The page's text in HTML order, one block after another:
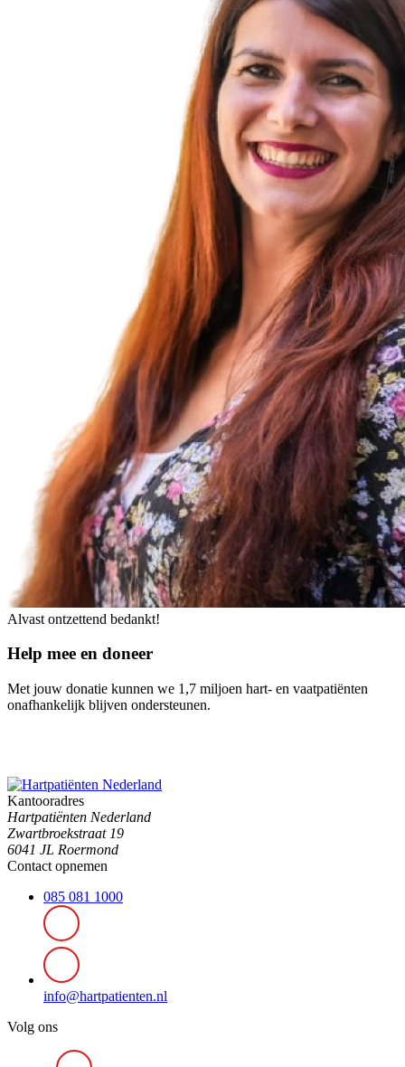
Alvast ontzettend bedankt!
Help mee en doneer
Met jouw donatie kunnen we 1,7 miljoen hart- en vaatpatiënten
onafhankelijk blijven ondersteunen.
Kantooradres
Hartpatiënten Nederland
Zwartbroekstraat 19
6041 JL Roermond
Contact opnemen
085 081 1000
info@hartpatienten.nl
Volg ons